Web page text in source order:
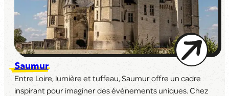
Saumur
Entre Loire, lumière et tuffeau, Saumur offre un cadre
inspirant pour imaginer des événements uniques. Chez